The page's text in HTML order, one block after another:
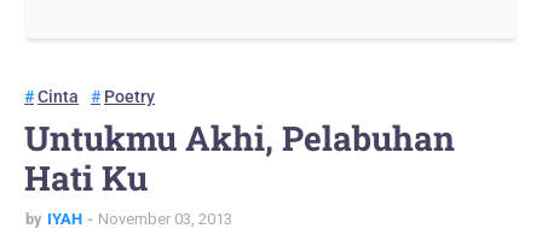
Cinta Poetry
Untukmu Akhi, Pelabuhan
Hati Ku
by IYAH November 03, 2013